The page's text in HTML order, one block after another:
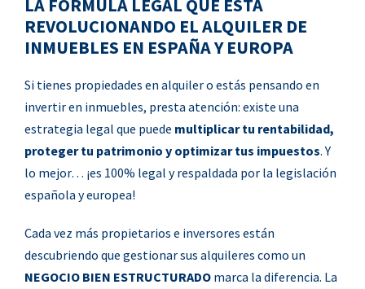
LA FÓRMULA LEGAL QUE ESTÁ
REVOLUCIONANDO EL ALQUILER DE
INMUEBLES EN ESPAÑA Y EUROPA
Si tienes propiedades en alquiler o estás pensando en
invertir en inmuebles, presta atención: existe una
estrategia legal que puede multiplicar tu rentabilidad,
proteger tu patrimonio y optimizar tus impuestos. Y
lo mejor… ¡es 100% legal y respaldada por la legislación
española y europea!
Cada vez más propietarios e inversores están
descubriendo que gestionar sus alquileres como un
NEGOCIO BIEN ESTRUCTURADO marca la diferencia. La